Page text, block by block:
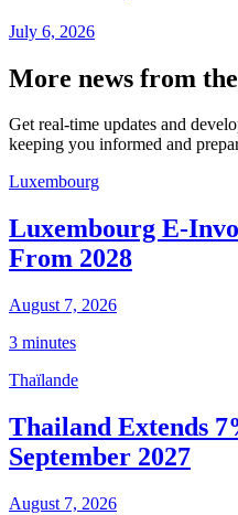
July 6, 2026
More news from
Get real-time updates and
keeping you informed and
Luxembourg
Luxembourg E-
From 2028
August 7, 2026
3 minutes
Thaïlande
Thailand Extends
September 2027
August 7, 2026